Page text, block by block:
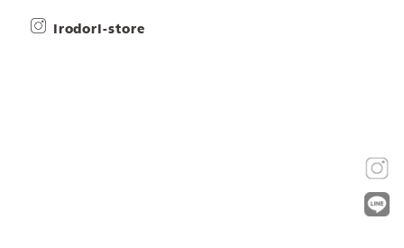
irodori-store